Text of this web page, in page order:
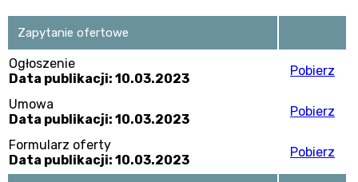
Zapytanie ofertowe
Ogłoszenie
Data publikacji: 10.03.2023
Pobierz
Umowa
Data publikacji: 10.03.2023
Pobierz
Formularz oferty
Data publikacji: 10.03.2023
Pobierz